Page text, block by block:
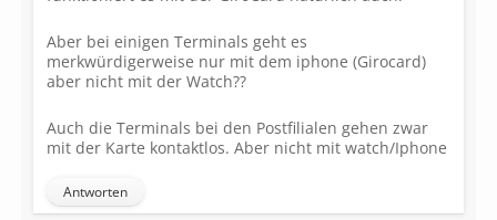
Aber bei einigen Terminals geht es
merkwürdigerweise nur mit dem iphone (Girocard)
aber nicht mit der Watch??
Auch die Terminals bei den Postfilialen gehen zwar
mit der Karte kontaktlos. Aber nicht mit watch/Iphone
Antworten